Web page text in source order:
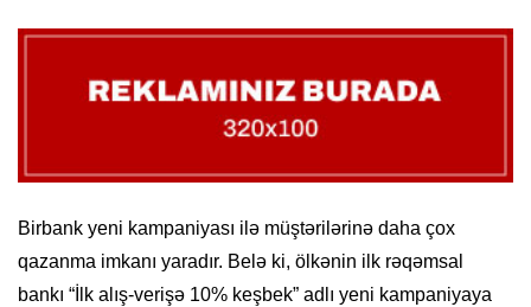
Birbank yeni kampaniyası ilə müştərilərinə daha çox
qazanma imkanı yaradır. Belə ki, ölkənin ilk rəqəmsal
bankı “İlk alış-verişə 10% keşbek” adlı yeni kampaniyaya